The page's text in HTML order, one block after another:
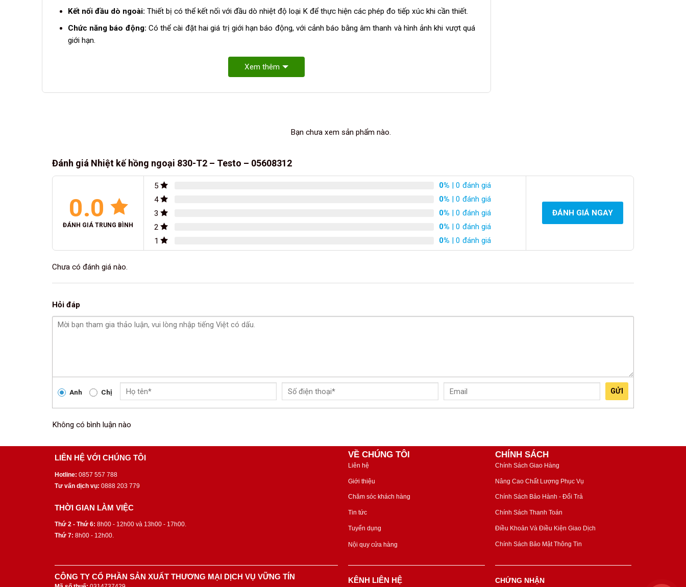
Kết nối đầu dò ngoài: Thiết bị có thể kết nối với đầu dò nhiệt độ loại K để thực hiện các phép đo tiếp xúc khi cần thiết.
Chức năng báo động: Có thể cài đặt hai giá trị giới hạn báo động, với cảnh báo bằng âm thanh và hình ảnh khi vượt quá
giới hạn.
Xem thêm
Bạn chưa xem sản phẩm nào.
Đánh giá Nhiệt kế hồng ngoại 830-T2 – Testo – 05608312
0.0
ĐÁNH GIÁ TRUNG BÌNH
5 0% | 0 đánh giá
4
0% | 0 đánh giá
3
0% | 0 đánh giá
2
0% | 0 đánh giá
1
0% | 0 đánh giá
ĐÁNH GIÁ NGAY
Chưa có đánh giá nào.
Hỏi đáp
Anh Chị GỬI
Không có bình luận nào
LIÊN HỆ VỚI CHÚNG TÔI
Hotline: 0857 557 788
Tư vấn dịch vụ: 0888 203 779
THỜI GIAN LÀM VIỆC
Thứ 2 - Thứ 6: 8h00 - 12h00 và 13h00 - 17h00.
Thứ 7: 8h00 - 12h00.
VỀ CHÚNG TÔI
Liên hệ
Giới thiệu
Chăm sóc khách hàng
Tin tức
Tuyển dụng
Nội quy cửa hàng
CHÍNH SÁCH
Chính Sách Giao Hàng
Nâng Cao Chất Lượng Phục Vụ
Chính Sách Bảo Hành - Đổi Trả
Chính Sách Thanh Toán
Điều Khoản Và Điều Kiện Giao Dịch
Chính Sách Bảo Mật Thông Tin
CÔNG TY CỔ PHẦN SẢN XUẤT THƯƠNG MẠI DỊCH VỤ VỮNG TÍN KÊNH LIÊN HỆ CHỨNG NHẬN